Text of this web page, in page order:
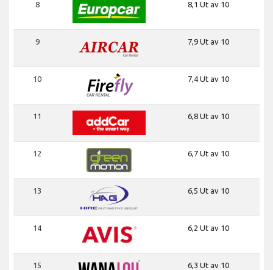
8 8,1 Ut av 10
9 7,9 Ut av 10
10 7,4 Ut av 10
11 6,8 Ut av 10
12 6,7 Ut av 10
13 6,5 Ut av 10
14 6,2 Ut av 10
15 6,3 Ut av 10